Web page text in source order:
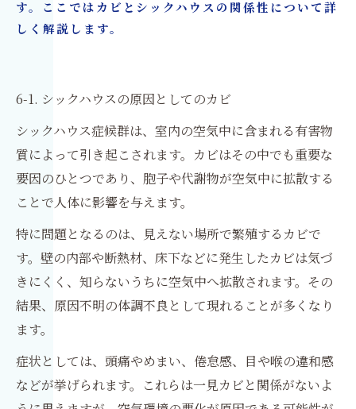
す。ここではカビとシックハウスの関係性について詳
しく解説します。
6-1. シックハウスの原因としてのカビ
シックハウス症候群は、室内の空気中に含まれる有害物
質によって引き起こされます。カビはその中でも重要な
要因のひとつであり、胞子や代謝物が空気中に拡散する
ことで人体に影響を与えます。
特に問題となるのは、見えない場所で繁殖するカビで
す。壁の内部や断熱材、床下などに発生したカビは気づ
きにくく、知らないうちに空気中へ拡散されます。その
結果、原因不明の体調不良として現れることが多くなり
ます。
症状としては、頭痛やめまい、倦怠感、目や喉の違和感
などが挙げられます。これらは一見カビと関係がないよ